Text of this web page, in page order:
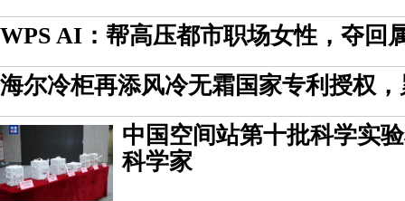
WPS AI：帮高压都市职场女性，夺回
海尔冷柜再添风冷无霜国家专利授权
中国空间站第十批科学实
科学家